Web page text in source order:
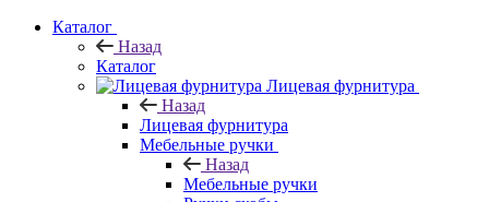
Каталог
Назад
Каталог
Лицевая фурнитура
Назад
Лицевая фурнитура
Мебельные ручки
Назад
Мебельные ручки